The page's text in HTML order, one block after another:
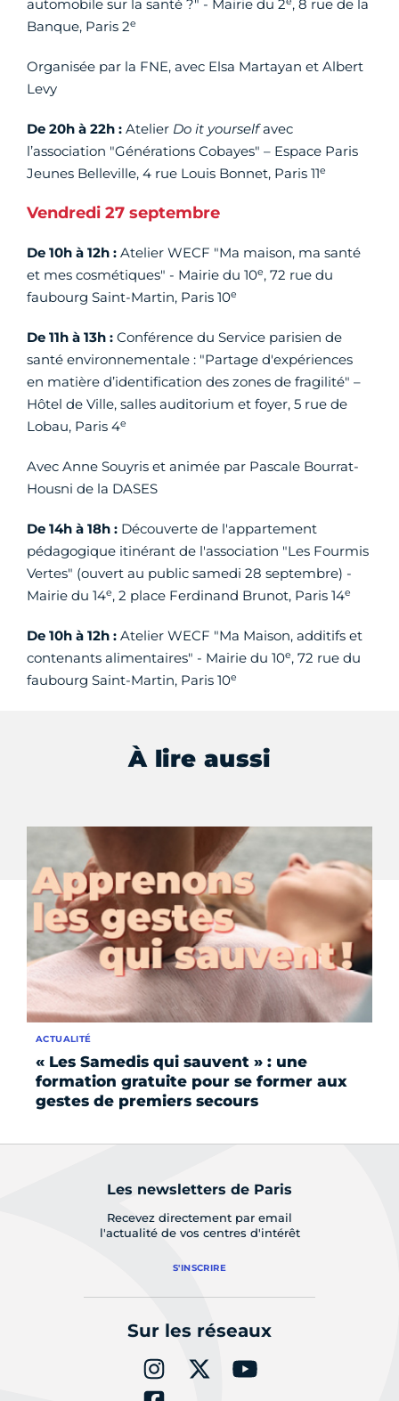
automobile sur la santé ?" - Mairie du 2 , 8 rue de la
Banque, Paris 2e
Organisée par la FNE, avec Elsa Martayan et Albert
Levy
De 20h à 22h : Atelier Do it yourselfavec
l’association "Générations Cobayes" – Espace Paris
Jeunes Belleville, 4 rue Louis Bonnet, Paris 11e
Vendredi 27 septembre
De 10h à 12h : Atelier WECF "Ma maison, ma santé
et mes cosmétiques" - Mairie du 10e, 72 rue du
faubourg Saint-Martin, Paris 10e
De 11h à 13h : Conférence du Service parisien de
santé environnementale : "Partage d'expériences
en matière d’identification des zones de fragilité" –
Hôtel de Ville, salles auditorium et foyer, 5 rue de
Lobau, Paris 4e
Avec Anne Souyris et animée par Pascale Bourrat-
Housni de la DASES
De 14h à 18h : Découverte de l'appartement
pédagogique itinérant de l'association "Les Fourmis
Vertes" (ouvert au public samedi 28 septembre) -
Mairie du 14e, 2 place Ferdinand Brunot, Paris 14e
De 10h à 12h : Atelier WECF "Ma Maison, additifs et
contenants alimentaires" - Mairie du 10e, 72 rue du
faubourg Saint-Martin, Paris 10e
À lire aussi
« Les Samedis qui sauvent » : une
formation gratuite pour se former aux
gestes de premiers secours
ACTUALITÉ
Les newsletters de Paris
Recevez directement par email
l'actualité de vos centres d'intérêt
S'INSCRIRE
Sur les réseaux